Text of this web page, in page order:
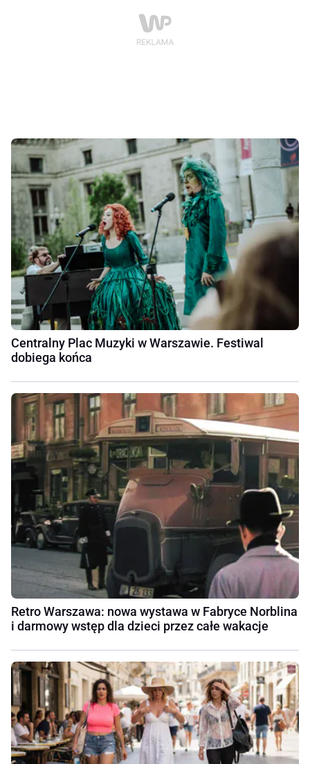
Centralny Plac Muzyki w Warszawie. Festiwal
dobiega końca
Retro Warszawa: nowa wystawa w Fabryce Norblina
i darmowy wstęp dla dzieci przez całe wakacje